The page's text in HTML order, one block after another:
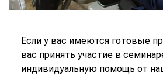
Если у вас имеются готовые
вас принять участие в
индивидуальную помощь от